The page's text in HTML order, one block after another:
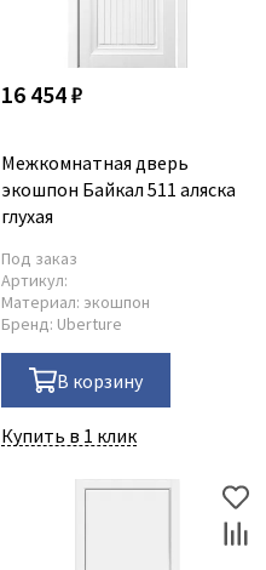
16 454 ₽
Межкомнатная дверь
экошпон Байкал 511 аляска
глухая
Под заказ
Артикул:
Материал: экошпон
Бренд: Uberture
В корзину
Купить в 1 клик